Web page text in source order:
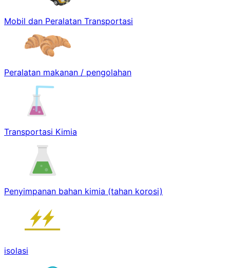
Mobil dan Peralatan Transportasi
Peralatan makanan / pengolahan
Transportasi Kimia
Penyimpanan bahan kimia (tahan korosi)
isolasi